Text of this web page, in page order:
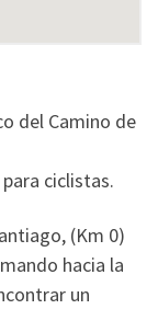
del Camino de
ciclistas.
(Km 0)
hacia la
un